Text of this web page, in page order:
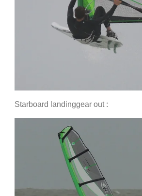
Starboard landinggear out :